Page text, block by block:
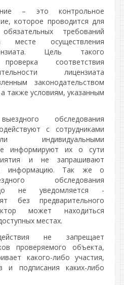
– это контрольное
которое проводится для
требований
месте осуществления
Цель такого
соответствия
лицензиата
законодательством
также условиям, указанным
обследования
с сотрудниками
индивидуальными
информируют их о сути
и не запрашивают
информацию. Так же о
обследования
не уведомляется -
без предварительного
может находиться
местах.
не запрещает
проверяемого объекта,
какого-либо участия,
и подписания каких-либо